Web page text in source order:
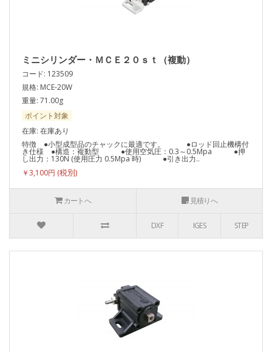
ミニシリンダー・ＭＣＥ２０ｓｔ（複動）
コード: 123509
規格: MCE-20W
重量: 71.00g
ポイント対象
在庫: 在庫あり
特徴 ●小型成型品のチャックに最適です。 ●ロッド回止機構付
き仕様 ●構造：複動型 ●使用空気圧：0.3～0.5Mpa ●押
し出力：130N (使用圧力 0.5Mpa 時) ●引き出力..
￥3,100円
カートへ 見積りへ
DXF IGES STEP